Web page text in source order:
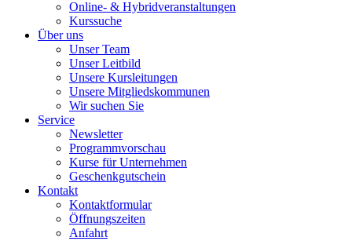
Online- & Hybridveranstaltungen
Kurssuche
Über uns
Unser Team
Unser Leitbild
Unsere Kursleitungen
Unsere Mitgliedskommunen
Wir suchen Sie
Service
Newsletter
Programmvorschau
Kurse für Unternehmen
Geschenkgutschein
Kontakt
Kontaktformular
Öffnungszeiten
Anfahrt